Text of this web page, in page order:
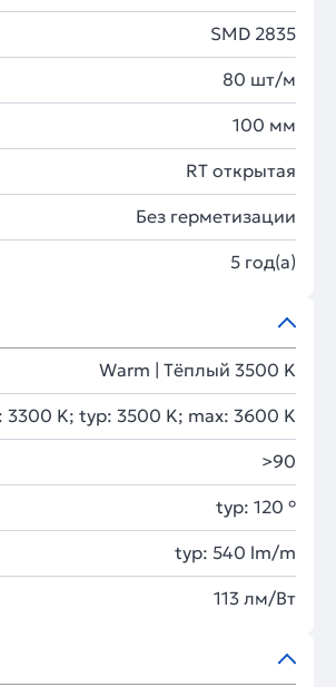
SMD 2835
80 шт/м
100 мм
RT открытая
Без герметизации
5 год(а)
Warm | Тёплый 3500 K
3300 K; typ: 3500 K; max: 3600 K
>90
typ: 120 °
typ: 540 lm/m
113 лм/Вт